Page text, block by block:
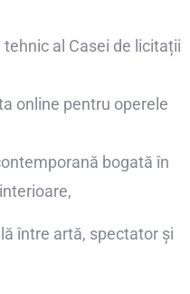
al Casei de licitații
online pentru operele
bogată în
între artă, spectator și